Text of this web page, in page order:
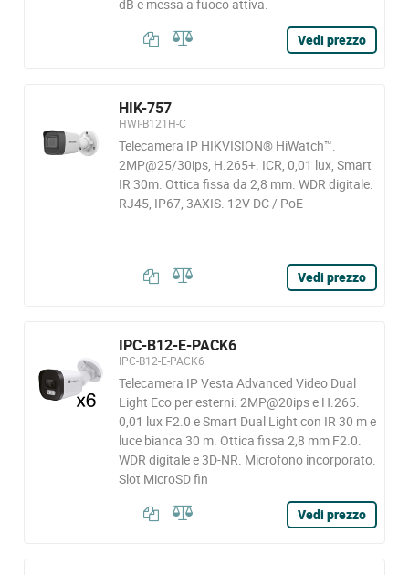
dB e messa a fuoco attiva.
Vedi prezzo
HIK-757
HWI-B121H-C
Telecamera IP HIKVISION® HiWatch™.
2MP@25/30ips, H.265+. ICR, 0,01 lux, Smart
IR 30m. Ottica fissa da 2,8 mm. WDR digitale.
RJ45, IP67, 3AXIS. 12V DC / PoE
Vedi prezzo
IPC-B12-E-PACK6
IPC-B12-E-PACK6
Telecamera IP Vesta Advanced Video Dual
Light Eco per esterni. 2MP@20ips e H.265.
0,01 lux F2.0 e Smart Dual Light con IR 30 m e
luce bianca 30 m. Ottica fissa 2,8 mm F2.0.
WDR digitale e 3D-NR. Microfono incorporato.
Slot MicroSD fin
Vedi prezzo